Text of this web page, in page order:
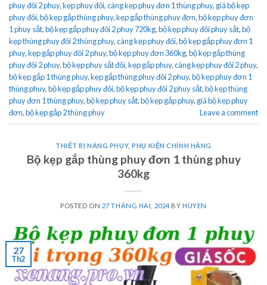
phuy đôi 2 phuy,kẹp phuy đôi,càng kẹp phuy đơn 1 thùng phuy, giá bộ kẹp
phuy đôi,bộ kẹp gắp thùng phuy,kẹp gắp thùng phuy đơn,bộ kẹp phuy đơn
1 phuy sắt,bộ kẹp gắp phuy đôi 2 phuy 720kg,bộ kẹp phuy đôi phuy sắt,bộ
kẹp thùng phuy đôi 2 thùng phuy,càng kẹp phuy đôi,bộ kẹp gắp phuy đơn 1
phuy,kẹp gắp phuy đôi 2 phuy,bộ kẹp phuy đơn 360kg,bộ kẹp gắp thùng
phuy đôi 2 phuy,bộ kẹp phuy sắt đôi,kẹp gắp phuy,càng kẹp phuy đôi 2 phuy,
bộ kẹp gắp 1 thùng phuy,kẹp gắp thùng phuy đôi 2 phuy,bộ kẹp phuy đơn 1
thùng phuy,bộ kẹp gắp phuy đôi,bộ kẹp phuy đôi 2 phuy sắt,bộ kẹp thùng
phuy đơn 1 thùng phuy,bộ kẹp phuy sắt,bộ kẹp gắp phuy, giá bộ kẹp phuy
đơn,bộ kẹp gắp 2 thùng phuy Leave a comment
THIẾT BỊ NÂNG PHUY,PHỤ KIỆN CHÍNH HÃNG
Bộ kẹp gắp thùng phuy đơn 1 thùng phuy
360kg
POSTED ON 27 THÁNG HAI, 2024 BYHUYEN
27
Th2